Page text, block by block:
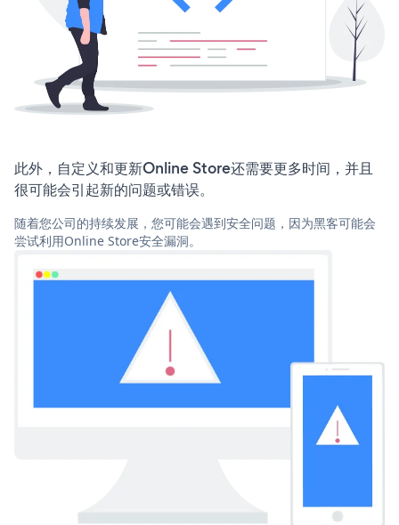
此外，自定义和更新Online Store还需要更多时间，并且
很可能会引起新的问题或错误。
随着您公司的持续发展，您可能会遇到安全问题，因为黑客可能会
尝试利用Online Store安全漏洞。